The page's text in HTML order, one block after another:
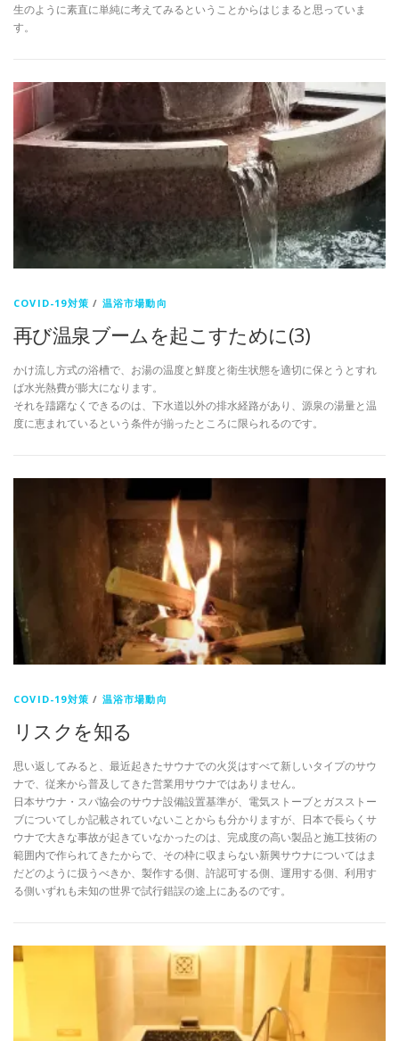
生のように素直に単純に考えてみるということからはじまると思っていま
す。
COVID-19対策 / 温浴市場動向
再び温泉ブームを起こすために(3)
かけ流し方式の浴槽で、お湯の温度と鮮度と衛生状態を適切に保とうとすれ
ば水光熱費が膨大になります。
それを躊躇なくできるのは、下水道以外の排水経路があり、源泉の湯量と温
度に恵まれているという条件が揃ったところに限られるのです。
COVID-19対策 / 温浴市場動向
リスクを知る
思い返してみると、最近起きたサウナでの火災はすべて新しいタイプのサウ
ナで、従来から普及してきた営業用サウナではありません。
日本サウナ・スパ協会のサウナ設備設置基準が、電気ストーブとガスストー
ブについてしか記載されていないことからも分かりますが、日本で長らくサ
ウナで大きな事故が起きていなかったのは、完成度の高い製品と施工技術の
範囲内で作られてきたからで、その枠に収まらない新興サウナについてはま
だどのように扱うべきか、製作する側、許認可する側、運用する側、利用す
る側いずれも未知の世界で試行錯誤の途上にあるのです。